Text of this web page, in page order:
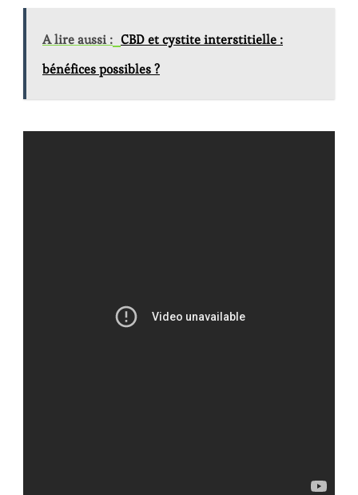
A lire aussi : CBD et cystite interstitielle :
bénéfices possibles ?